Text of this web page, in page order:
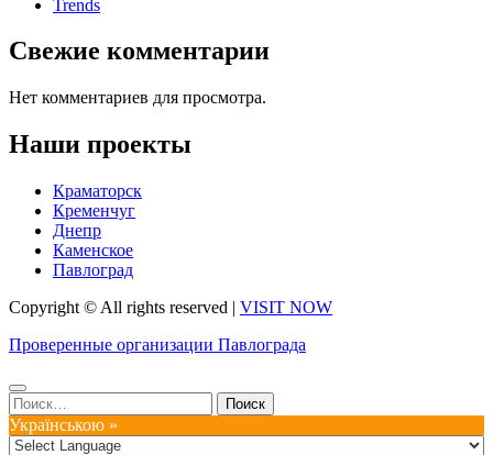
Trends
Свежие комментарии
Нет комментариев для просмотра.
Наши проекты
Краматорск
Кременчуг
Днепр
Каменское
Павлоград
Copyright © All rights reserved | VISIT NOW
Проверенные организации Павлограда
Найти:
Українською »